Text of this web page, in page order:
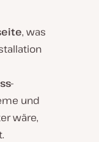
, was
und
wäre,